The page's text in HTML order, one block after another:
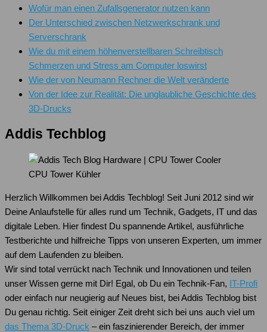
Wofür man einen Zufallsgenerator nutzen kann
Der Unterschied zwischen Netzwerkschrank und
Serverschrank
Wie du mit einem höhenverstellbaren Schreibtisch
Schmerzen und Stress am Computer loswirst
Wie der von Neumann Rechner die Welt veränderte
Von der Idee zur Realität: Die unglaubliche Geschichte des
3D-Drucks
Addis Techblog
CPU Tower Kühler
Herzlich Willkommen bei Addis Techblog! Seit Juni 2012 sind wir
Deine Anlaufstelle für alles rund um Technik, Gadgets, IT und das
digitale Leben. Hier findest Du spannende Artikel, ausführliche
Testberichte und hilfreiche Tipps von unseren Experten, um immer
auf dem Laufenden zu bleiben.
Wir sind total verrückt nach Technik und Innovationen und teilen
unser Wissen gerne mit Dir! Egal, ob Du ein Technik-Fan, IT-Profi
oder einfach nur neugierig auf Neues bist, bei Addis Techblog bist
Du genau richtig. Seit einiger Zeit dreht sich bei uns auch viel um
das Thema 3D-Druck – ein faszinierender Bereich, der immer